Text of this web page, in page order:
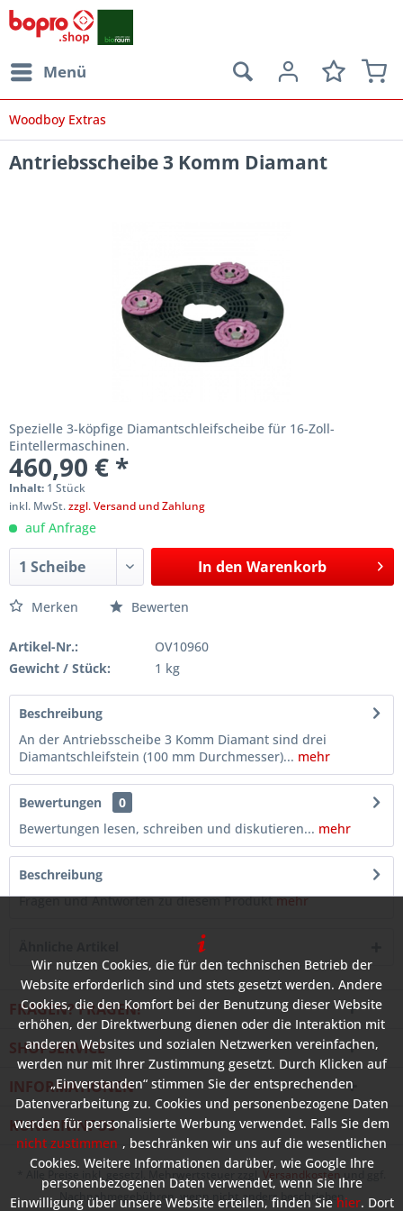
Menü
Woodboy Extras
Antriebsscheibe 3 Komm Diamant
Spezielle 3-köpfige Diamantschleifscheibe für 16-Zoll-
Eintellermaschinen.
460,90 € *
Inhalt: 1 Stück
inkl. MwSt.zzgl. Versand und Zahlung
auf Anfrage
In den Warenkorb
Merken Bewerten
Artikel-Nr.:
OV10960
Gewicht / Stück:
1 kg
Beschreibung
An der Antriebsscheibe 3 Komm Diamant sind drei
Diamantschleifstein (100 mm Durchmesser)... mehr
Bewertungen
0
Bewertungen lesen, schreiben und diskutieren... mehr
Beschreibung
Fragen und Antworten zu diesem Produktmehr
FRAGEN? FRAGEN!
SHOPSERVICE
INFORMATIONEN
KUNDENINFOS
* Alle Preise inkl. gesetzl. Mehrwertsteuer zzgl. Versandkosten und ggf.
Nachnahmegebühren, wenn nicht anders beschrieben
Wir nutzen Cookies, die für den technischen Betrieb der
Website erforderlich sind und stets gesetzt werden. Andere
Cookies, die den Komfort bei der Benutzung dieser Website
erhöhen, der Direktwerbung dienen oder die Interaktion mit
anderen Websites und sozialen Netzwerken vereinfachen,
werden nur mit Ihrer Zustimmung gesetzt. Durch Klicken auf
„Einverstanden“ stimmen Sie der entsprechenden
Datenverarbeitung zu. Cookies und personenbezogene Daten
werden für personalisierte Werbung verwendet. Falls Sie dem
nicht zustimmen , beschränken wir uns auf die wesentlichen
Cookies. Weitere Informationen darüber, wie Google Ihre
personenbezogenen Daten verwendet, wenn Sie Ihre
Einwilligung über unsere Website erteilen, finden Sie hier. Dort